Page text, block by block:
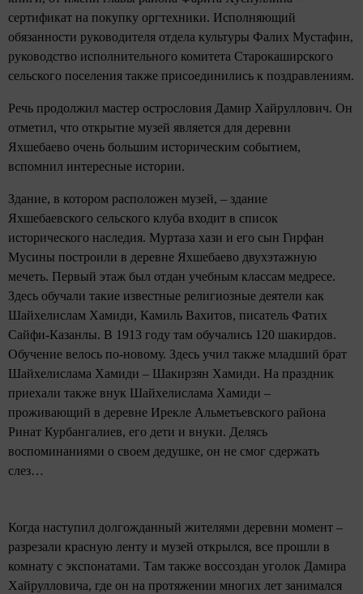
сертификат на покупку оргтехники. Исполняющий
обязанности руководителя отдела культуры Фалих Мустафин,
руководство исполнительного комитета Старокаширского
сельского поселения также присоединились к поздравлениям.
Речь продолжил мастер острословия Дамир Хайруллович. Он
отметил, что открытие музей является для деревни
Яхшебаево очень большим историческим событием,
вспомнил интересные истории.
Здание, в котором расположен музей, – здание
Яхшебаевского сельского клуба входит в список
исторического наследия. Муртаза хази и его сын Гирфан
Мусины построили в деревне Яхшебаево двухэтажную
мечеть. Первый этаж был отдан учебным классам медресе.
Здесь обучали такие известные религиозные деятели как
Шайхелислам Хамиди, Камиль Вахитов, писатель Фатих
Сайфи-Казанлы. В 1913 году там обучались 120 шакирдов.
Обучение велось по-новому. Здесь учил также младший брат
Шайхелислама Хамиди – Шакирзян Хамиди. На праздник
приехали также внук Шайхелислама Хамиди –
проживающий в деревне Ирекле Альметьевского района
Ринат Курбангалиев, его дети и внуки. Делясь
воспоминаниями о своем дедушке, он не смог сдержать
слез…
Когда наступил долгожданный жителями деревни момент –
разрезали красную ленту и музей открылся, все прошли в
комнату с экспонатами. Там также воссоздан уголок Дамира
Хайрулловича, где он на протяжении многих лет занимался